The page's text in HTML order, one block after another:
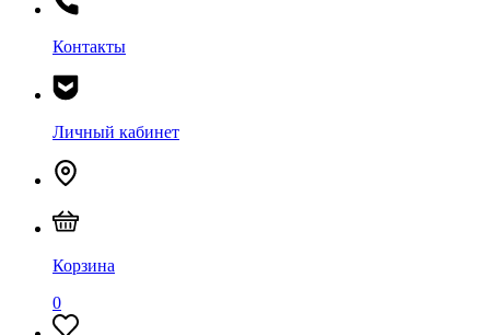
Контакты
Личный кабинет
Корзина
0